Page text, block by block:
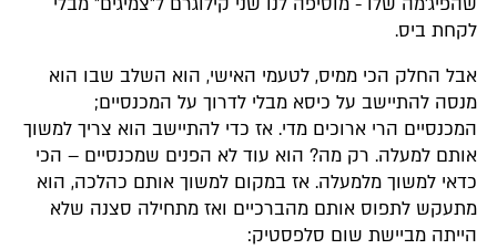
לקחת ביס.
אבל החלק הכי ממיס, לטעמי האישי, הוא השלב שבו הוא
מנסה להתיישב על כיסא מבלי לדרוך על המכנסיים;
המכנסיים הרי ארוכים מדי. אז כדי להתיישב הוא צריך למשוך
אותם למעלה. רק מה? הוא עוד לא הפנים שמכנסיים – הכי
כדאי למשוך מלמעלה. אז במקום למשוך אותם כהלכה, הוא
מתעקש לתפוס אותם מהברכיים ואז מתחילה סצנה שלא
הייתה מביישת שום סלפסטיק: